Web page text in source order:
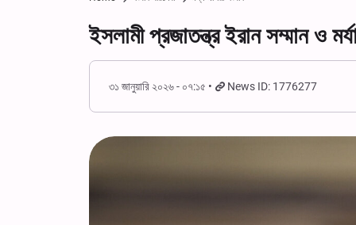
ইসলামী প্রজাতন্ত্র ইরান সম্মান ও
৩১ জানুয়ারি ২০২৬ - ০৭:১৫ News ID: 1776277